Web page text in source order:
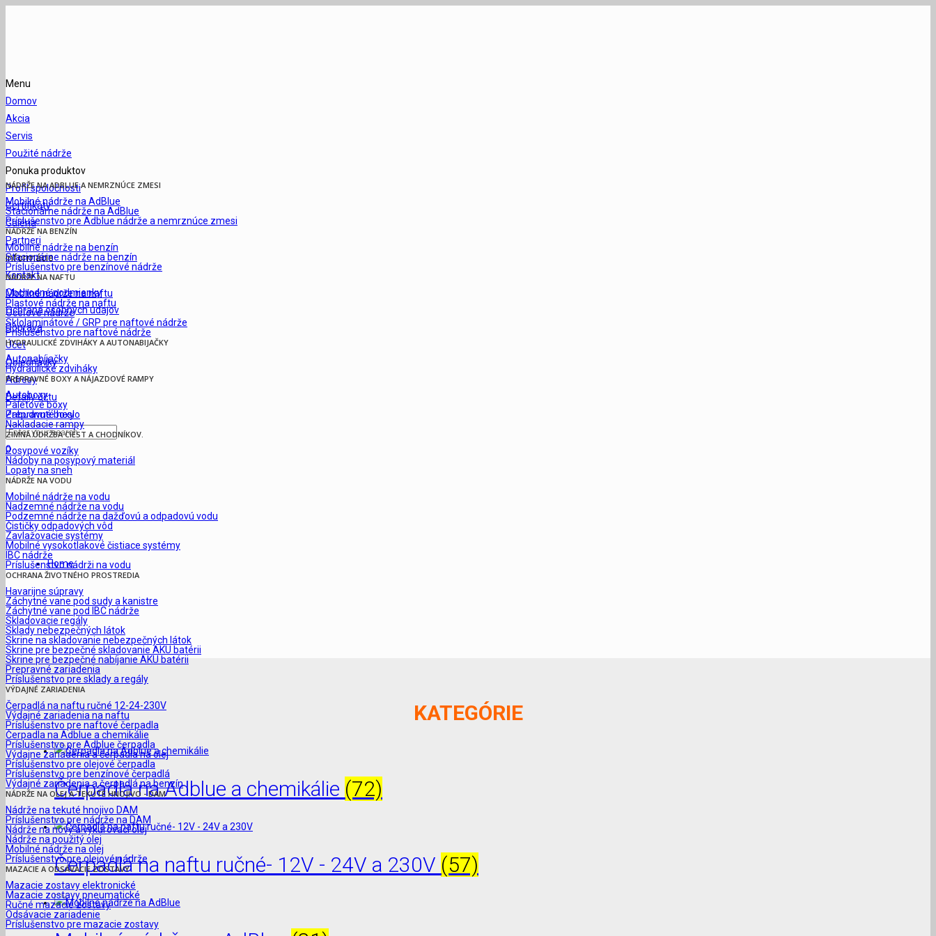
Menu
Domov
Akcia
Servis
Použité nádrže
Ponuka produktov
NÁDRŽE NA ADBLUE A NEMRZNÚCE ZMESI
Mobilné nádrže na AdBlue
Stacionárne nádrže na AdBlue
Príslušenstvo pre Adblue nádrže a nemrznúce zmesi
NÁDRŽE NA BENZÍN
Mobilné nádrže na benzín
Stacionárne nádrže na benzín
Príslušenstvo pre benzínové nádrže
NÁDRŽE NA NAFTU
Mobilné nádrže na naftu
Plastové nádrže na naftu
Oceľové nádrže
Sklolaminátové / GRP pre naftové nádrže
Príslušenstvo pre naftové nádrže
HYDRAULICKÉ ZDVIHÁKY A AUTONABIJAČKY
Autonabíjačky
Hydraulické zdviháky
PREPRAVNÉ BOXY A NÁJAZDOVÉ RAMPY
Autoboxy
Paletové boxy
Prepravné boxy
Nakladacie rampy
ZIMNÁ ÚDRŽBA CIEST A CHODNÍKOV.
Posypové vozíky
Nádoby na posypový materiál
Lopaty na sneh
NÁDRŽE NA VODU
Mobilné nádrže na vodu
Nadzemné nádrže na vodu
Podzemné nádrže na dažďovú a odpadovú vodu
Čističky odpadových vôd
Zavlažovacie systémy
Mobilné vysokotlakové čistiace systémy
IBC nádrže
Príslušenstvo nádrži na vodu
OCHRANA ŽIVOTNÉHO PROSTREDIA
Havarijne súpravy
Záchytné vane pod sudy a kanistre
Záchytné vane pod IBC nádrže
Skladovacie regály
Sklady nebezpečných látok
Skrine na skladovanie nebezpečných látok
Skrine pre bezpečné skladovanie AKU batérii
Skrine pre bezpečné nabíjanie AKU batérii
Prepravné zariadenia
Príslušenstvo pre sklady a regály
VÝDAJNÉ ZARIADENIA
Čerpadlá na naftu ručné 12-24-230V
Výdajné zariadenia na naftu
Príslušenstvo pre naftové čerpadla
Čerpadla na Adblue a chemikálie
Príslušenstvo pre Adblue čerpadla
Výdajne zariadenia a čerpadla na olej
Príslušenstvo pre olejové čerpadla
Príslušenstvo pre benzínové čerpadlá
Výdajné zariadenia a čerpadlá na benzín
NÁDRŽE NA OLEJ A TEKUTÉ HNOJIVO - DAM
Nádrže na tekuté hnojivo DAM
Príslušenstvo pre nádrže na DAM
Nádrže na nový a vykurovací olej
Nádrže na použitý olej
Mobilné nádrže na olej
Príslušenstvo pre olejové nádrže
MAZACIE A ODSÁVACIE ZOSTAVY
Mazacie zostavy elektronické
Mazacie zostavy pneumatické
Ručné mazacie zostavy
Odsávacie zariadenie
Príslušenstvo pre mazacie zostavy
Profil spoločnosti
Certifikáty
Galéria
Partneri
Informácie
Kontakt
Obchodné podmienky
Ochrana osobných údajov
Doprava
Účet
Objednávky
Adresy
Detaily účtu
Zabudnuté heslo
0
Home
KATEGÓRIE
Čerpadla na Adblue a chemikálie (72)
Čerpadlá na naftu ručné- 12V - 24V a 230V (57)